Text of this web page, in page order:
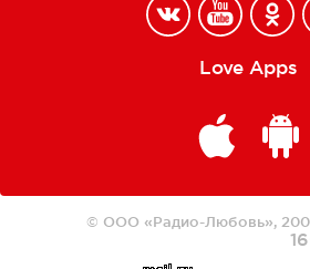
Love Apps
© ООО «Радио-Любовь»,